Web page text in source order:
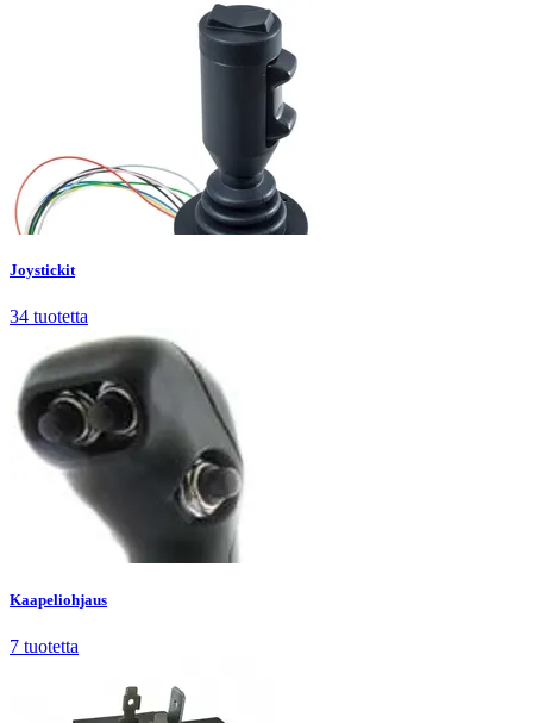
Joystickit
Joystickit
34 tuotetta
7 tuotetta
Kaapeliohjaus
7 tuotetta